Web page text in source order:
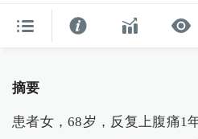
摘要
患者女，68岁，反复上腹痛1